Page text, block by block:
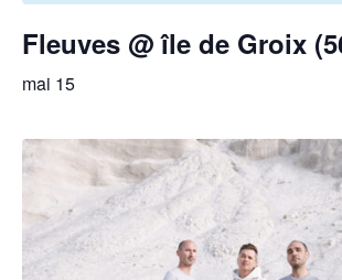
Fleuves @ île de Groix
mai 15